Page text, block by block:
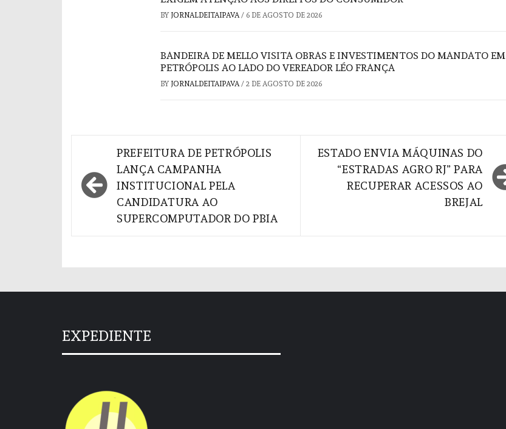
BY JORNALDEITAIPAVA/ 6 DE AGOSTO DE 2026
BANDEIRA DE MELLO VISITA OBRAS E INVESTIMENTOS DO MANDATO EM
PETRÓPOLIS AO LADO DO VEREADOR LÉO FRANÇA
BY JORNALDEITAIPAVA/ 2 DE AGOSTO DE 2026
Navegação
de
Post
PREFEITURA DE PETRÓPOLIS
LANÇA CAMPANHA
INSTITUCIONAL PELA
CANDIDATURA AO
SUPERCOMPUTADOR DO PBIA
ESTADO ENVIA MÁQUINAS DO
“ESTRADAS AGRO RJ” PARA
RECUPERAR ACESSOS AO
BREJAL
EXPEDIENTE